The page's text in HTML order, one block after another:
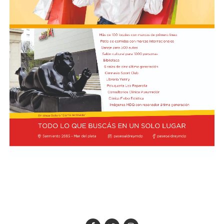
Bien Común”. Además, valoró la predisposición de CAME
en participar de la Semana Social 2026, que tendrá lugar
del 4 al 6 de septiembre en la ciudad de Córdoba, así
como en torno a la próxima visita del Sumo Pontífice.
Por último, el secretario de Hacienda de CAME, Blas
Taladrid, subrayó la importancia de la realización de la
Semana Social, que anualmente convoca la Comisión
Episcopal de la Pastoral Social, e indicó que miembros
de la entidad pyme de todo el país participarán de la
actividad.
Diab, Braida y Taladrid en la visita a la sede de la